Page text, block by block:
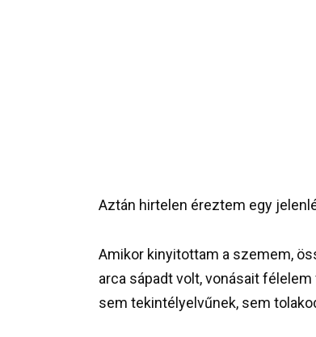
Aztán hirtelen éreztem egy
Amikor kinyitottam a szemem,
arca sápadt volt, vonásait
sem tekintélyelvűnek, sem